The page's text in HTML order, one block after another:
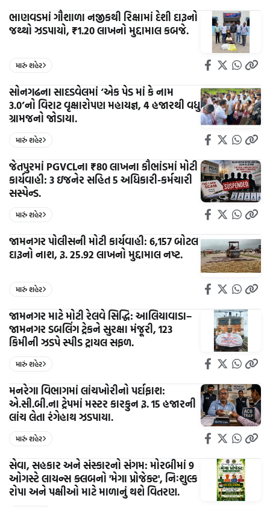
ભાણવડમાં ગૌશાળા નજીકથી રિક્ષામાં દેશી દારૂનો
જથ્થો ઝડપાયો, ₹1.20 લાખનો મુદ્દામાલ કબજે.
મારું શહેર
સોનગઢના સાદડવેલમાં ‘એક પેડ માં કે નામ
3.0’નો વિરાટ વૃક્ષારોપણ મહાયજ્ઞ, 4 હજારથી વધુ
ગ્રામજનો જોડાયા.
મારું શહેર
જેતપુરમાં PGVCLના ₹80 લાખના કૌભાંડમાં મોટી
કાર્યવાહી: 3 ઇજનેર સહિત 5 અધિકારી-કર્મચારી
સસ્પેન્ડ.
મારું શહેર
જામનગર પોલીસની મોટી કાર્યવાહી: 6,157 બોટલ
દારૂનો નાશ, રૂ. 25.92 લાખનો મુદ્દામાલ નષ્ટ.
મારું શહેર
જામનગર માટે મોટી રેલવે સિદ્ધિ: આલિયાવાડા–
જામનગર ડબલિંગ ટ્રેકને સુરક્ષા મંજૂરી, 123
કિમીની ઝડપે સ્પીડ ટ્રાયલ સફળ.
મારું શહેર
મનરેગા વિભાગમાં લાંચખોરીનો પર્દાફાશ:
એ.સી.બી.ના ટ્રેપમાં મસ્ટર કારકુન રૂ. 15 હજારની
લાંચ લેતા રંગેહાથ ઝડપાયા.
મારું શહેર
સેવા, સહકાર અને સંસ્કારનો સંગમ: મોરબીમાં 9
ઓગસ્ટે લાયન્સ ક્લબનો 'મેગા પ્રોજેક્ટ', નિઃશુલ્ક
રોપા અને પક્ષીઓ માટે માળાનું થશે વિતરણ.